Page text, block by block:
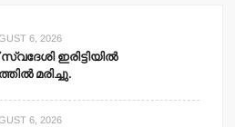
6, 2026
സ്വദേശി ഇരിട്ടിയില്‍
മരിച്ചു.
6, 2026